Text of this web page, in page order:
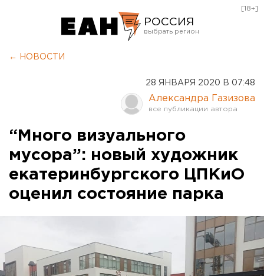
РОССИЯ
Оренбург
[18+]
← НОВОСТИ
28 ЯНВАРЯ 2020 В 07:48
Александра Газизова
“Много визуального
мусора”: новый художник
екатеринбургского ЦПКиО
оценил состояние парка